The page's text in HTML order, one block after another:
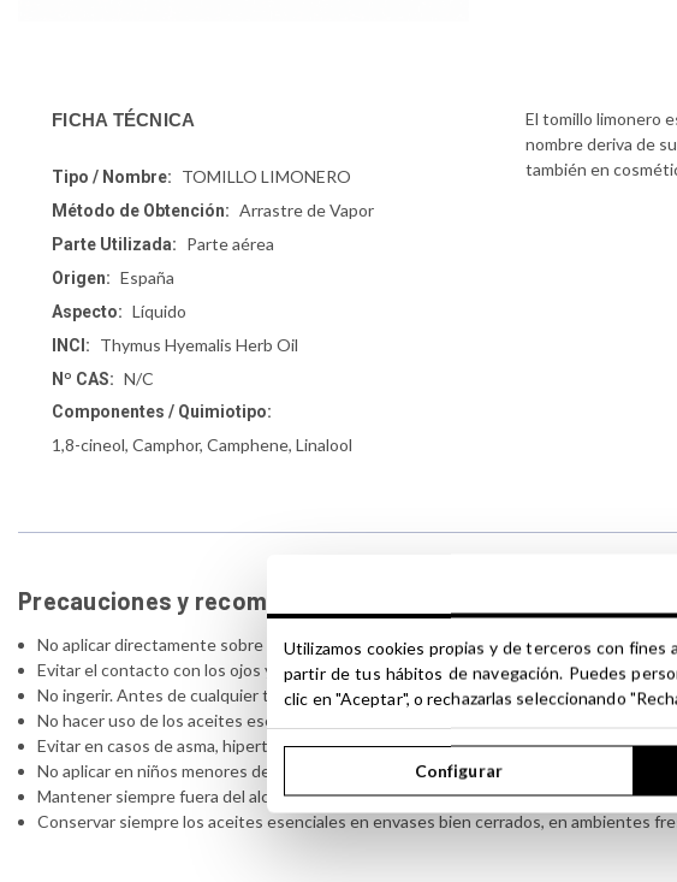
FICHA TÉCNICA
Tipo / Nombre: TOMILLO LIMONERO
Método de Obtención: Arrastre de Vapor
Parte Utilizada: Parte aérea
Origen: España
Aspecto: Líquido
INCI: Thymus Hyemalis Herb Oil
Nº CAS: N/C
Componentes / Quimiotipo:
1,8-cineol, Camphor, Camphene, Linalool
El tomillo limonero
nombre deriva de
también en
Precauciones y recomendaciones de uso de los Aceites
No aplicar directamente sobre la piel. Pueden causar irritación. Siempre diluir en un
Evitar el contacto con los ojos y mucosas.
No ingerir. Antes de cualquier tratamiento con aceites esenciales se deberá
No hacer uso de los aceites esenciales durante el embarazo o lactancia
Evitar en casos de asma, hipertensión, afección renal y en personas que sufran
No aplicar en niños menores de 3 años ni en personas ancianas con síntomas de
Mantener siempre fuera del alcance de los niños.
Conservar siempre los aceites esenciales en envases bien cerrados, en ambientes
Utilizamos cookies propias y de terceros con fines
partir de tus hábitos de navegación. Puedes
clic en "Aceptar", o rechazarlas seleccionando
Configurar